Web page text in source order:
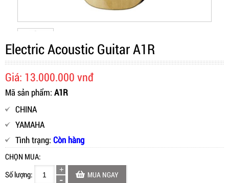
Electric Acoustic Guitar A1R
Giá: 13.000.000 vnđ
Mã sản phẩm: A1R
CHINA
YAMAHA
Tình trạng: Còn hàng
CHỌN MUA:
Số lượng:
MUA NGAY